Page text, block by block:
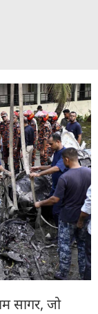
सागर, जो